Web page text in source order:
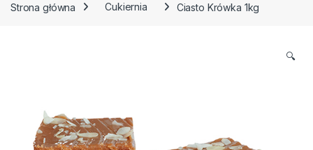
Strona główna Cukiernia Ciasto Krówka 1kg
🔍